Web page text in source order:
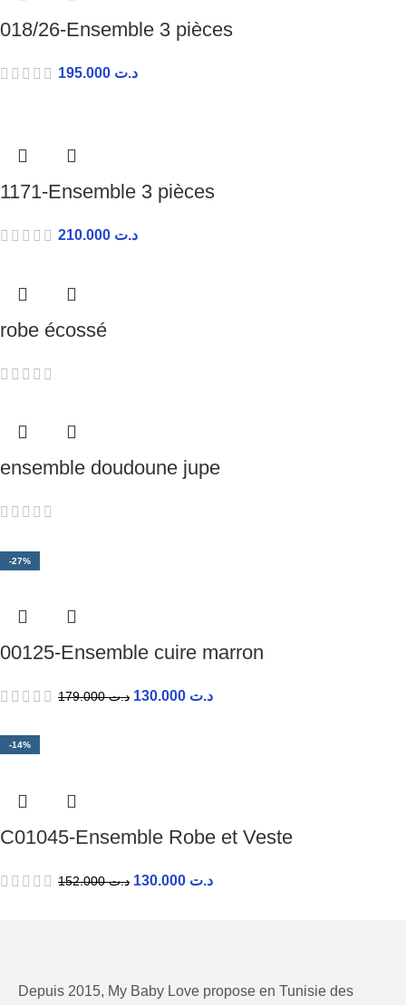
018/26-Ensemble 3 pièces
د.ت
1171-Ensemble 3 pièces
د.ت
robe écossé
ensemble doudoune jupe
-27%
00125-Ensemble cuire marron
د.ت179.000 د.ت
-14%
C01045-Ensemble Robe et Veste
د.ت152.000 د.ت
Depuis 2015, My Baby Love propose en Tunisie des